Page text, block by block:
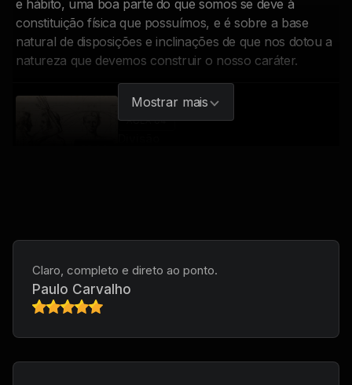
e hábito, uma boa parte do que somos se deve à
constituição física que possuímos, e é sobre a base
natural de disposições e inclinações de que nos dotou a
natureza que devemos construir o nosso caráter.
AULA 04
28:53
Mostrar mais
Claro, completo e direto ao ponto.
Paulo Carvalho